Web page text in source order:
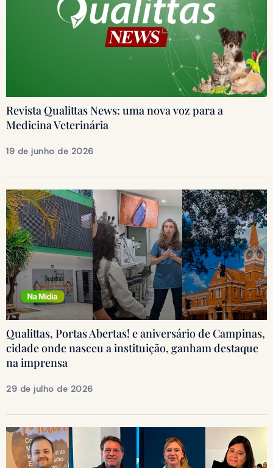
Revista Qualittas News: uma nova voz para a
Medicina Veterinária
19 de junho de 2026
Qualittas, Portas Abertas! e aniversário de Campinas,
cidade onde nasceu a instituição, ganham destaque
na imprensa
29 de julho de 2026